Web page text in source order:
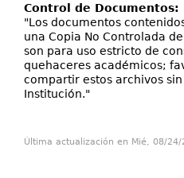
Control de Documentos:
"Los documentos
una Copia No Controlada
son para uso estricto de
quehaceres académicos;
compartir estos archivos
Institución."
Última actualización en Mié, 08/24/